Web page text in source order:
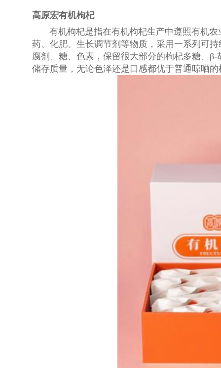
高原宏有机枸杞
有机枸杞是指在有机枸杞生产中遵照有机
药、化肥、生长调节剂等物质，采用一系列可
腐剂、糖、色素，保留很大部分的枸杞多糖、
储存质量，无论色泽还是口感都优于普通晾晒的